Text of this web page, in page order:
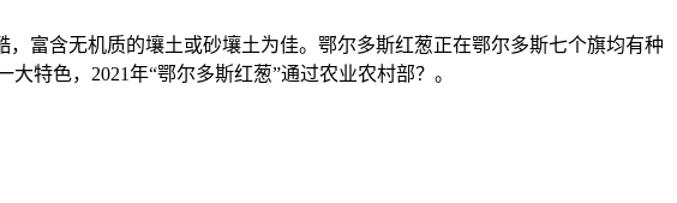
富含无机质的壤土或砂壤土为佳。鄂尔多斯红葱正在鄂尔多斯七个旗均有种
特色，2021年“鄂尔多斯红葱”通过农业农村部？。